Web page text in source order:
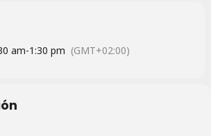
am-1:30 pm (GMT+02:00)